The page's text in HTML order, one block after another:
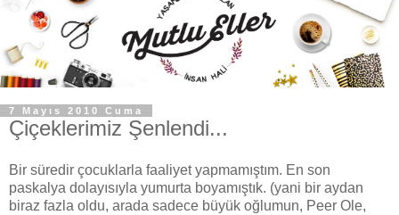
7 Mayıs 2010 Cuma
Çiçeklerimiz Şenlendi...
Bir süredir çocuklarla faaliyet yapmamıştım. En son
paskalya dolayısıyla yumurta boyamıştık. (yani bir aydan
biraz fazla oldu, arada sadece büyük oğlumun, Peer Ole,